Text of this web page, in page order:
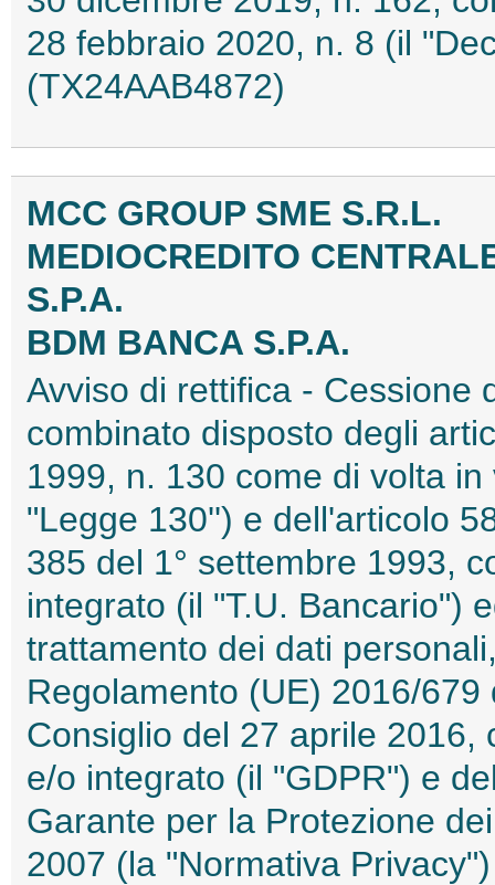
28 febbraio 2020, n. 8 (il
(TX24AAB4872)
MCC GROUP SME S.R.L.
MEDIOCREDITO
S.P.A.
BDM BANCA S.P.A.
Avviso di rettifica - Cessione
combinato disposto degli
1999, n. 130 come di volta
"Legge 130'') e dell'articolo
385 del 1° settembre 1993,
integrato (il "T.U. Bancario")
trattamento dei dati
Regolamento (UE) 2016/
Consiglio del 27 aprile 2016,
e/o integrato (il "GDPR") e
Garante per la Protezione
2007 (la "Normativa